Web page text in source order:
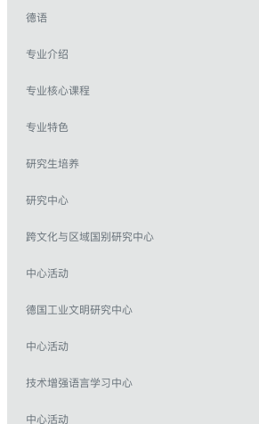
德语
专业介绍
专业核心课程
专业特色
研究生培养
研究中心
跨文化与区域国别研究中心
中心活动
德国工业文明研究中心
中心活动
技术增强语言学习中心
中心活动